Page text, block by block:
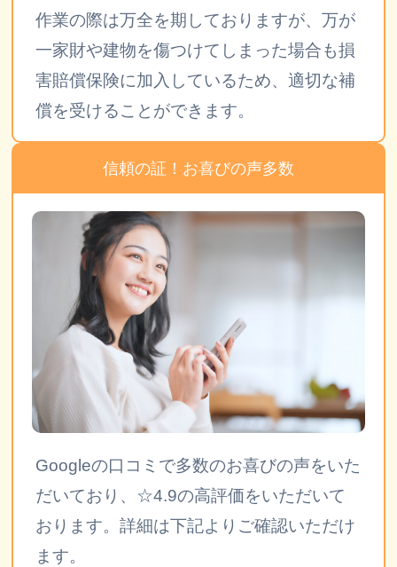
作業の際は万全を期しておりますが、万が
一家財や建物を傷つけてしまった場合も損
害賠償保険に加入しているため、適切な補
償を受けることができます。
信頼の証！お喜びの声多数
Googleの口コミで多数のお喜びの声をいた
だいており、☆4.9の高評価をいただいて
おります。詳細は下記よりご確認いただけ
ます。